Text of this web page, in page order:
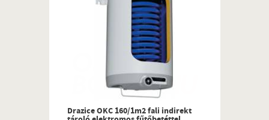
Drazice OKC 160/1m2 fali indirekt